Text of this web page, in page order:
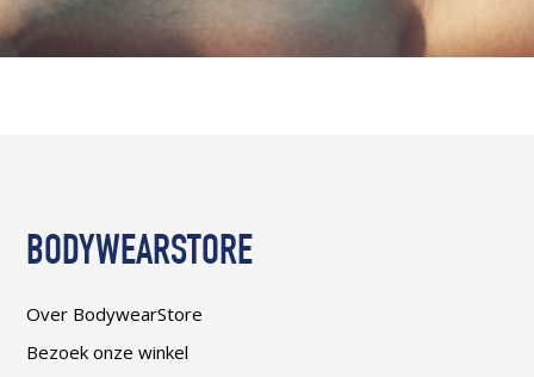
BODYWEARSTORE
Over BodywearStore
Bezoek onze winkel